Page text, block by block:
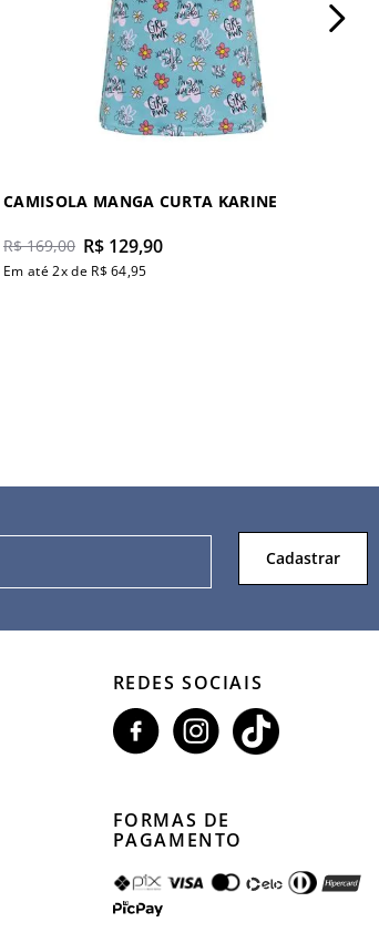
CAMISOLA MANGA CURTA KARINE
R$ 169,00 R$ 129,90
Em até2x de R$ 64,95
Cadastrar
REDES SOCIAIS
FORMAS DE
PAGAMENTO